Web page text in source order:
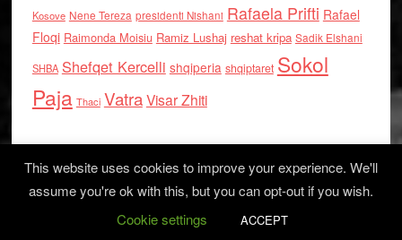
Kosove Nene Tereza presidenti Nishani Rafaela Prifti Rafael
Floqi Raimonda Moisiu Ramiz Lushaj reshat kripa Sadik Elshani
SHBA Shefqet Kercelli shqiperia shqiptaret Sokol
Paja Thaci VatraVisar Zhiti
Log in
This website uses cookies to improve your experience. We'll
assume you're ok with this, but you can opt-out if you wish.
Cookie settings
ACCEPT